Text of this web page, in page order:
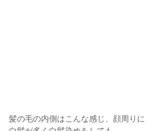
髪の毛の内側はこんな感じ、顔周りに